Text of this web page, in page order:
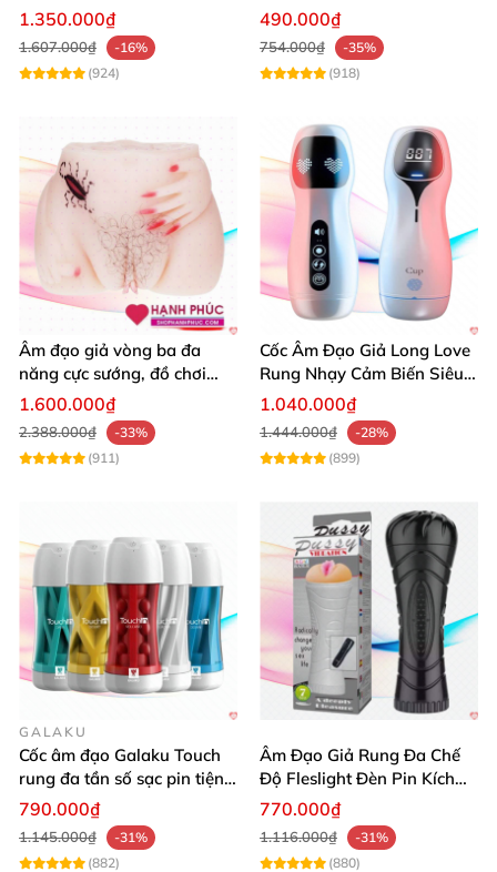
Khoái Cảm SHP1234
1.350.000₫
1.607.000₫
-16%
(924)
Mại
490.000₫
754.000₫
-35%
(918)
Âm đạo giả vòng ba đa
năng cực sướng, đồ chơi
tình dục SHP796
1.600.000₫
2.388.000₫
-33%
(911)
Cốc Âm Đạo Giả Long Love
Rung Nhạy Cảm Biến Siêu
Thật
1.040.000₫
1.444.000₫
-28%
(899)
GALAKU
Cốc âm đạo Galaku Touch
rung đa tần số sạc pin tiện
lợi mua ngay
790.000₫
1.145.000₫
-31%
(882)
Âm Đạo Giả Rung Đa Chế
Độ Fleslight Đèn Pin Kích
Thích
770.000₫
1.116.000₫
-31%
(880)